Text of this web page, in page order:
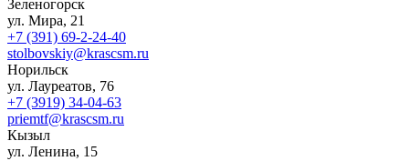
Зеленогорск
ул. Мира, 21
+7 (391) 69-2-24-40
stolbovskiy@krascsm.ru
Норильск
ул. Лауреатов, 76
+7 (3919) 34-04-63
priemtf@krascsm.ru
Кызыл
ул. Ленина, 15